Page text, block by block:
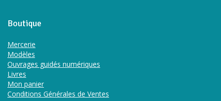
Boutique
Mercerie
Modèles
Ouvrages guidés numériques
Livres
Mon panier
Conditions Générales de Ventes